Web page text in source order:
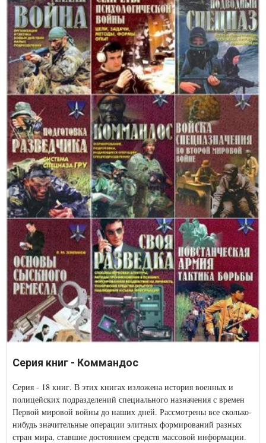
Серия книг - Коммандос
Серия - 18 книг. В этих книгах изложена история военных и
полицейских подразделений специального назначения с времен
Первой мировой войны до наших дней. Рассмотрены все сколько-
нибудь значительные операции элитных формирований разных
стран мира, ставшие достоянием средств массовой информации.